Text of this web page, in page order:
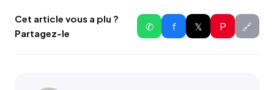
Cet article vous a plu ?
Partagez-le
✆ f 𝕏 P 🔗